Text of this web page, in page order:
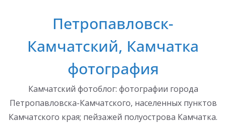
Петропавловск-
Камчатский, Камчатка
фотография
Камчатский фотоблог: фотографии города
Петропавловска-Камчатского, населенных пунктов
Камчатского края; пейзажей полуострова Камчатка.